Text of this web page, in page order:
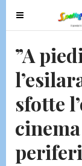
T
o
g
l
e
n
v
g
”A
sfotte